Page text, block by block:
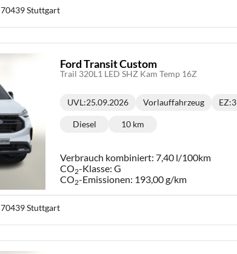
70439 Stuttgart
Ford Transit Custom
Trail 320L1 LED SHZ Kam Temp 16Z
Lieferzeit:
UVL:25.09.2026 Vorlauffahrzeug EZ:
Kraftstoff:
Diesel
Kilometerstand:
10 km
Verbrauch kombiniert:7,40 l/100km
CO2-Klasse: G
CO2-Emissionen: 193,00 g/km
70439 Stuttgart